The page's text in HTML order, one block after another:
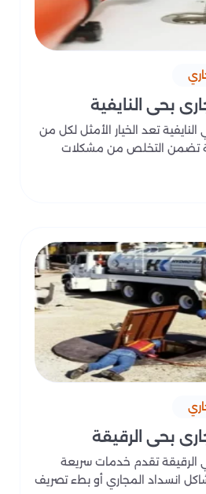
بحي النايفية
تعد الخيار الأمثل لكل من
تضمن التخلص من مشكلات
بحي الرقيقة
الرقيقة تقدم خدمات سريعة
انسداد المجاري أو بطء تصريف